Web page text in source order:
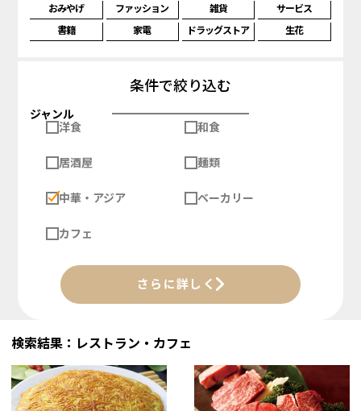
おみやげ ファッション 雑貨
サービス
書籍
家電 ドラッグストア 生花
条件で絞り込む
ジャンル
洋食
和食
居酒屋 麺類
中華・アジア ベーカリー
カフェ
さらに詳しく
検索結果：レストラン・カフェ